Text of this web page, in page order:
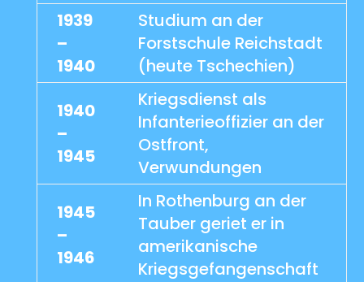
1939
–
1940
Studium an der
Forstschule Reichstadt
(heute Tschechien)
1940
–
1945
Kriegsdienst als
Infanterieoffizier an der
Ostfront,
Verwundungen
1945
–
1946
In Rothenburg an der
Tauber geriet er in
amerikanische
Kriegsgefangenschaft